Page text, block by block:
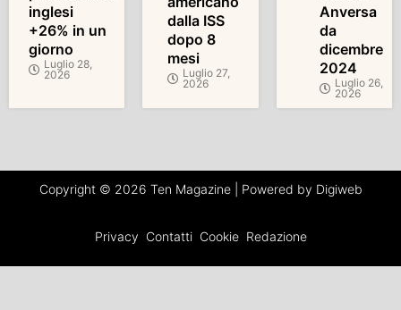
inglesi
+26% in un
giorno
Luglio 28,
2026
dalla ISS
dopo 8
mesi
Luglio 27,
2026
Anversa
da
dicembre
2024
Luglio 26,
2026
Copyright © 2026 Ten Magazine | Powered by Digiweb
Privacy Contatti Cookie Redazione